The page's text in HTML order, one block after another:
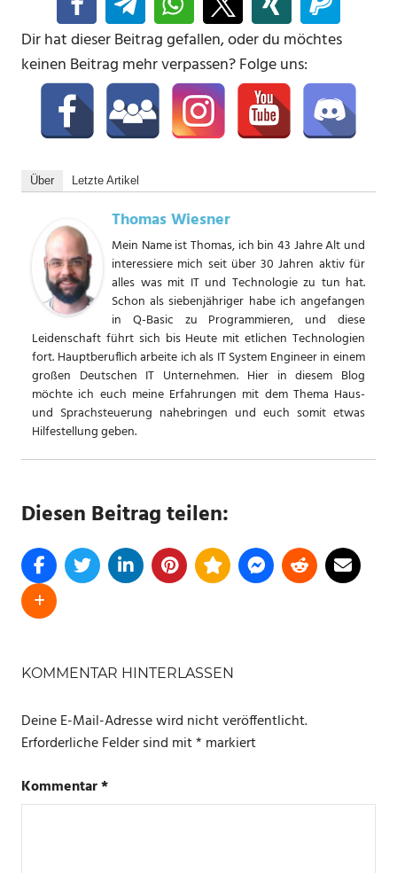
Dir hat dieser Beitrag gefallen, oder du möchtes
keinen Beitrag mehr verpassen? Folge uns:
Über Letzte Artikel
Thomas Wiesner
Mein Name ist Thomas, ich bin 43 Jahre Alt und
interessiere mich seit über 30 Jahren aktiv für
alles was mit IT und Technologie zu tun hat.
Schon als siebenjähriger habe ich angefangen
in Q-Basic zu Programmieren, und diese
Leidenschaft führt sich bis Heute mit etlichen Technologien
fort. Hauptberuflich arbeite ich als IT System Engineer in einem
großen Deutschen IT Unternehmen. Hier in diesem Blog
möchte ich euch meine Erfahrungen mit dem Thema Haus-
und Sprachsteuerung nahebringen und euch somit etwas
Hilfestellung geben.
Diesen Beitrag teilen:
AMAZON
KOMMENTAR HINTERLASSEN
Deine E-Mail-Adresse wird nicht veröffentlicht.
Erforderliche Felder sind mit* markiert
Kommentar*